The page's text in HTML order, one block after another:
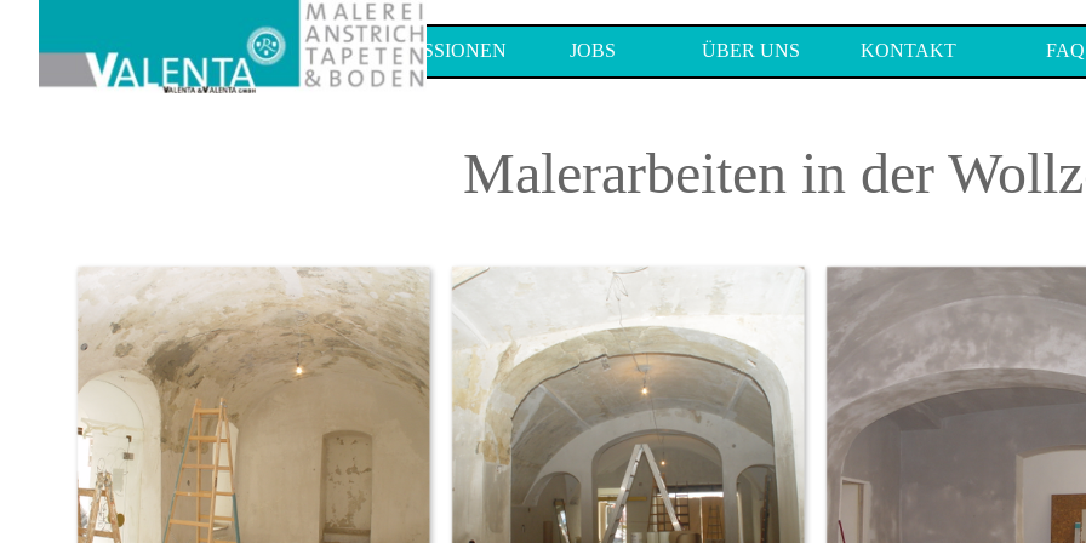
HOME LEISTUNGEN IMPRESSIONEN JOBS ÜBER UNS KONTAKT FAQ
Malerarbeiten in der